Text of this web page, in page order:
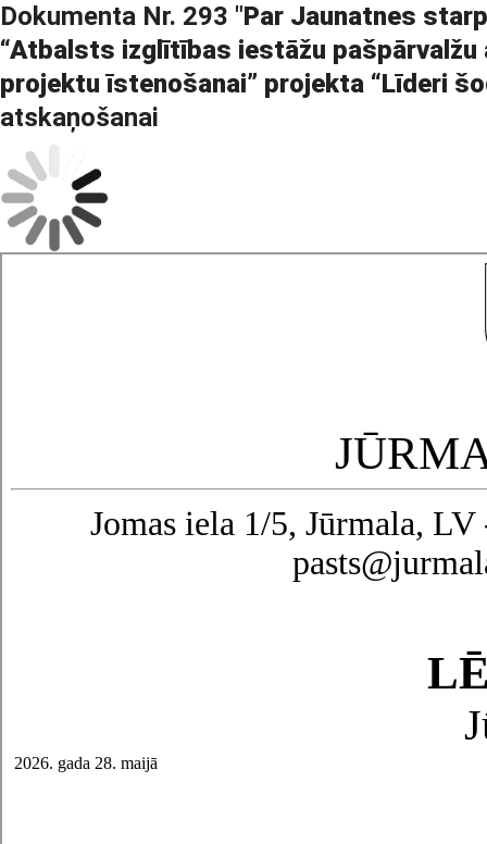
Dokumenta Nr. 293 "Par Jaunatnes
“Atbalsts izglītības iestāžu
projektu īstenošanai” projekta “Līderi
atskaņošanai